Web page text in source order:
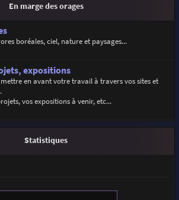
En marge des orages
boréales, ciel, nature et paysages...
expositions
en avant votre travail à travers vos sites et
vos expositions à venir, etc...
Statistiques